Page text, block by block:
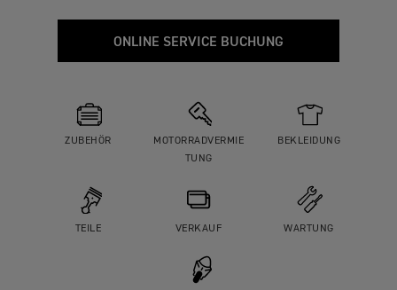
ONLINE SERVICE BUCHUNG
ZUBEHÖR
MOTORRADVERMIE
TUNG
BEKLEIDUNG
TEILE VERKAUF WARTUNG